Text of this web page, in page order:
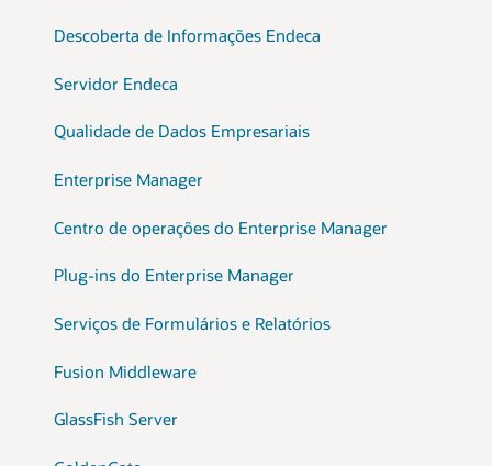
Descoberta de Informações Endeca
Servidor Endeca
Qualidade de Dados Empresariais
Enterprise Manager
Centro de operações do Enterprise Manager
Plug-ins do Enterprise Manager
Serviços de Formulários e Relatórios
Fusion Middleware
GlassFish Server